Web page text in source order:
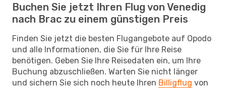
Buchen Sie jetzt Ihren Flug von Venedig
nach Brac zu einem günstigen Preis
Finden Sie jetzt die besten Flugangebote auf Opodo
und alle Informationen, die Sie für Ihre Reise
benötigen. Geben Sie Ihre Reisedaten ein, um Ihre
Buchung abzuschließen. Warten Sie nicht länger
und sichern Sie sich noch heute Ihren Billigflug von